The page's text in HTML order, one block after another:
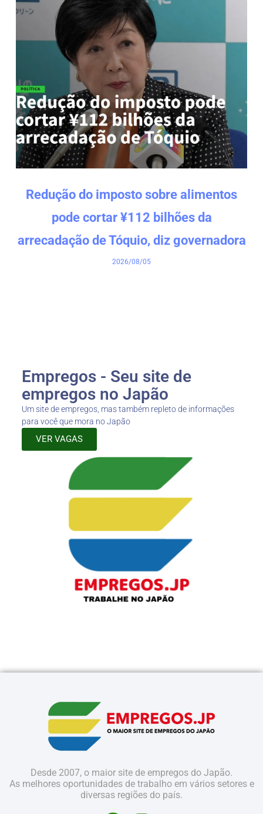
Redução do imposto sobre alimentos
pode cortar ¥112 bilhões da
arrecadação de Tóquio, diz governadora
2026/08/05
Empregos - Seu site de
empregos no Japão
Um site de empregos, mas também repleto de informações
para você que mora no Japão
VER VAGAS
Desde 2007, o maior site de empregos do Japão.
As melhores oportunidades de trabalho em vários setores e
diversas regiões do país.